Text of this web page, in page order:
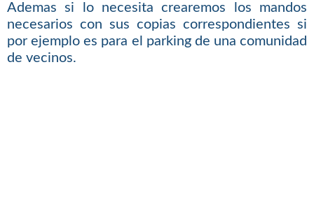
Ademas si lo necesita crearemos los mandos
necesarios con sus copias correspondientes si
por ejemplo es para el parking de una comunidad
de vecinos.